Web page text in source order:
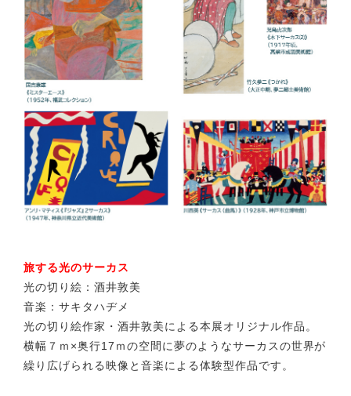
旅する光のサーカス
光の切り絵：酒井敦美
音楽：サキタハヂメ
光の切り絵作家・酒井敦美による本展オリジナル作品。
横幅７ｍ×奥行17ｍの空間に夢のようなサーカスの世界が
繰り広げられる映像と音楽による体験型作品です。